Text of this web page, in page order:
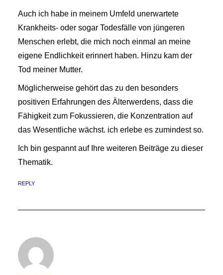
Auch ich habe in meinem Umfeld unerwartete
Krankheits- oder sogar Todesfälle von jüngeren
Menschen erlebt, die mich noch einmal an meine
eigene Endlichkeit erinnert haben. Hinzu kam der
Tod meiner Mutter.
Möglicherweise gehört das zu den besonders
positiven Erfahrungen des Älterwerdens, dass die
Fähigkeit zum Fokussieren, die Konzentration auf
das Wesentliche wächst. ich erlebe es zumindest so.
Ich bin gespannt auf Ihre weiteren Beiträge zu dieser
Thematik.
REPLY